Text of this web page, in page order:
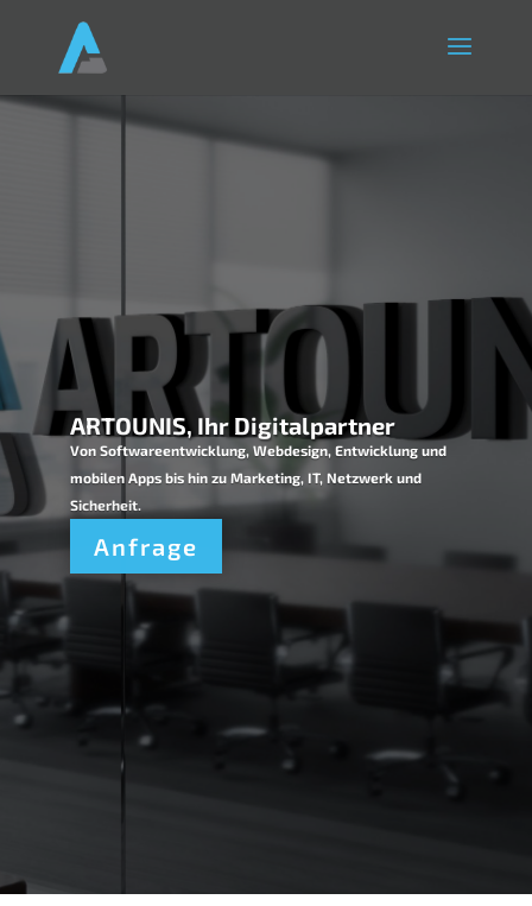
ARTOUNIS, Ihr Digitalpartner
Von Softwareentwicklung, Webdesign, Entwicklung und
mobilen Apps bis hin zu Marketing, IT, Netzwerk und
Sicherheit.
Anfrage